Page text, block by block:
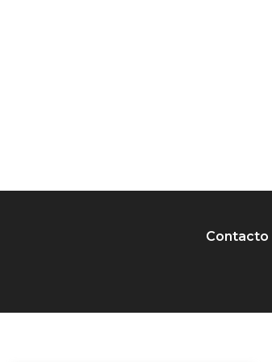
Contacto